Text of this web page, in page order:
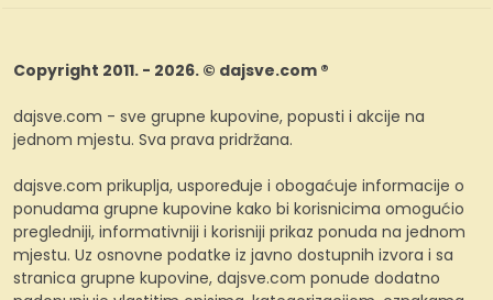
Copyright 2011. - 2026. © dajsve.com ®
dajsve.com - sve grupne kupovine, popusti i akcije na
jednom mjestu. Sva prava pridržana.
dajsve.com prikuplja, uspoređuje i obogaćuje informacije o
ponudama grupne kupovine kako bi korisnicima omogućio
pregledniji, informativniji i korisniji prikaz ponuda na jednom
mjestu. Uz osnovne podatke iz javno dostupnih izvora i sa
stranica grupne kupovine, dajsve.com ponude dodatno